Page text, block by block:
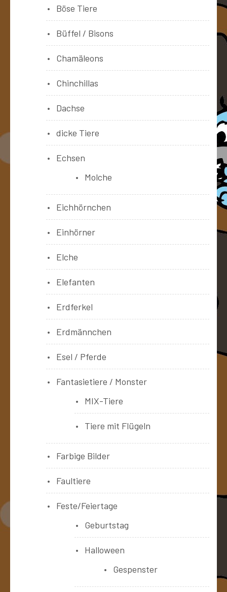
Böse Tiere
Büffel / Bisons
Chamäleons
Chinchillas
Dachse
dicke Tiere
Echsen
Molche
Eichhörnchen
Einhörner
Elche
Elefanten
Erdferkel
Erdmännchen
Esel / Pferde
Fantasietiere / Monster
MIX-Tiere
Tiere mit Flügeln
Farbige Bilder
Faultiere
Feste/Feiertage
Geburtstag
Halloween
Gespenster